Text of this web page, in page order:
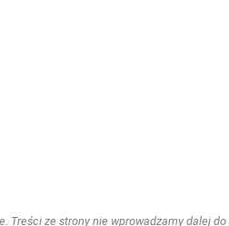
Treści ze strony nie wprowadzamy dalej